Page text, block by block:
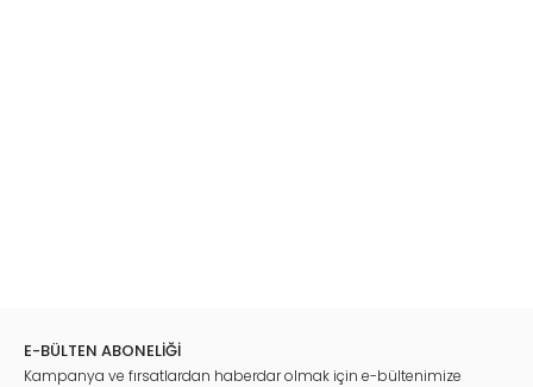
E-BÜLTEN ABONELİĞİ
Kampanya ve fırsatlardan haberdar olmak için e-bültenimize